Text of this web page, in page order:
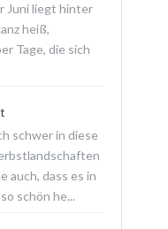
Juni liegt hinter
heiß,
Tage, die sich
schwer in diese
auch, dass es in
schön he...